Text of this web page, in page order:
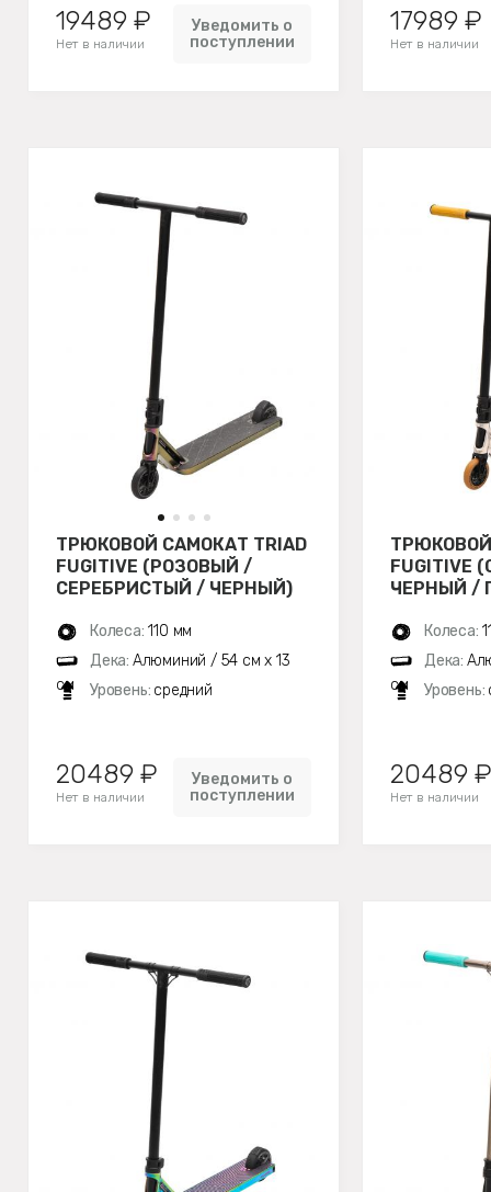
19489 ₽
Нет в наличии
Уведомить о
поступлении
17989 ₽
Нет в наличии
ТРЮКОВОЙ САМОКАТ TRIAD
FUGITIVE (РОЗОВЫЙ /
СЕРЕБРИСТЫЙ / ЧЕРНЫЙ)
Колеса: 110 мм
Дека: Алюминий / 54 см x 13
см
Уровень: средний
20489 ₽
Нет в наличии
Уведомить о
поступлении
ТРЮКОВОЙ
FUGITIVE
ЧЕРНЫЙ /
Колеса:
Дека:
см
Уровень:
20489 ₽
Нет в наличии